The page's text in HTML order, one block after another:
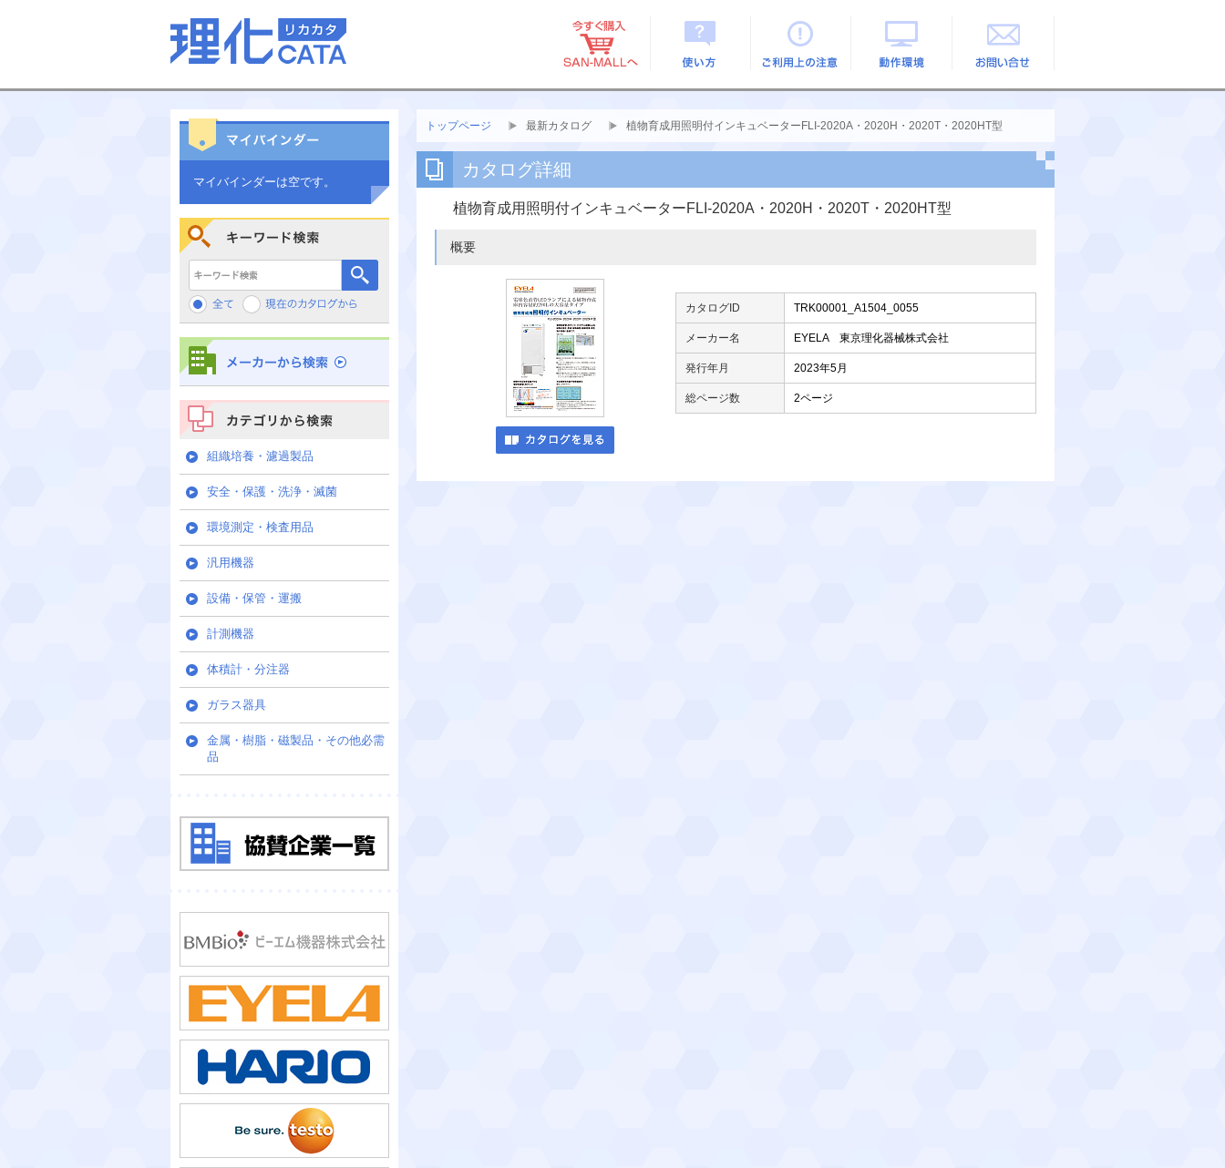
トップページ 最新カタログ 植物育成用照明付インキュベーターFLI-2020A・2020H・2020T・2020HT型
カタログ詳細
植物育成用照明付インキュベーターFLI-2020A・2020H・2020T・2020HT型
概要
カタログID TRK00001_A1504_0055
メーカー名 EYELA 東京理化器械株式会社
発行年月 2023年5月
総ページ数 2ページ
マイバインダーは空です。
キーワード検索
カテゴリから検索
組織培養・濾過製品
安全・保護・洗浄・滅菌
環境測定・検査用品
汎用機器
設備・保管・運搬
計測機器
体積計・分注器
ガラス器具
金属・樹脂・磁製品・その他必需
品